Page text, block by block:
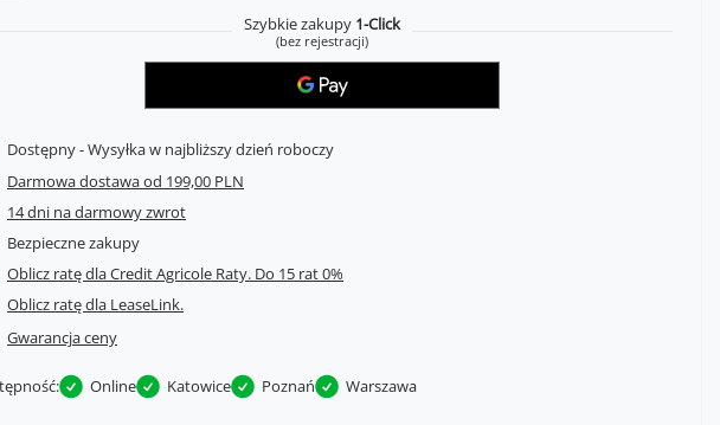
Szybkie zakupy 1-Click
(bez rejestracji)
Dostępny- Wysyłka w najbliższy dzień roboczy
Darmowa dostawa od 199,00 PLN
14dni na darmowy zwrot
Bezpieczne zakupy
Oblicz ratę dla Credit Agricole Raty.
Oblicz ratę dla LeaseLink.
Gwarancja ceny
Online Katowice Poznań Warszawa